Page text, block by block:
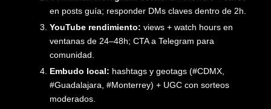
en posts guía; responder DMs claves dentro de 2h.
YouTube rendimiento: views + watch hours en
ventanas de 24–48h; CTA a Telegram para
comunidad.
Embudo local: hashtags y geotags (#CDMX,
#Guadalajara, #Monterrey) + UGC con sorteos
moderados.